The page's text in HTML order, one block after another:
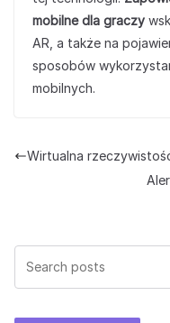
mobilne dla graczy
AR, a także na
sposobów
mobilnych.
Wirtualna